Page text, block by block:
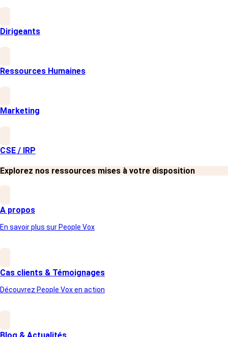
Dirigeants
Ressources Humaines
Marketing
CSE / IRP
Explorez nos ressources mises à votre disposition
A propos
En savoir plus sur People Vox
Cas clients & Témoignages
Découvrez People Vox en action
ACCOMPAGNEMENT
efficace pour recueillir les feedbacks de
vos clients
Nous vous offrons une méthode éprouvée pour recueillir des